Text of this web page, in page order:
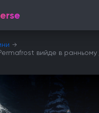
вийде в ранньому